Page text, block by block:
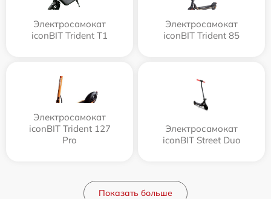
Электросамокат
iconBIT Trident T1
Электросамокат
iconBIT Trident 85
Электросамокат
iconBIT Trident 127
Pro
Электросамокат
iconBIT Street Duo
Показать больше